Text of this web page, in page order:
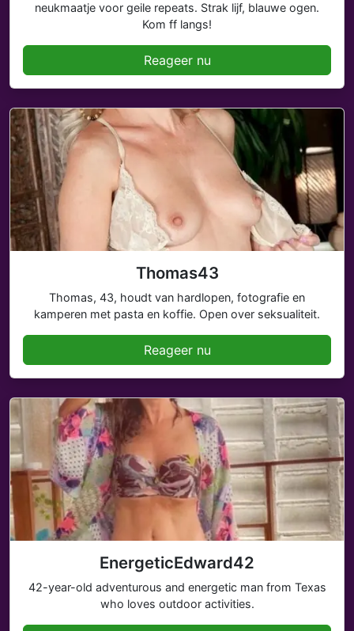
neukmaatje voor geile repeats. Strak lijf, blauwe ogen.
Kom ff langs!
Reageer nu
Thomas43
Thomas, 43, houdt van hardlopen, fotografie en
kamperen met pasta en koffie. Open over seksualiteit.
Reageer nu
EnergeticEdward42
42-year-old adventurous and energetic man from Texas
who loves outdoor activities.